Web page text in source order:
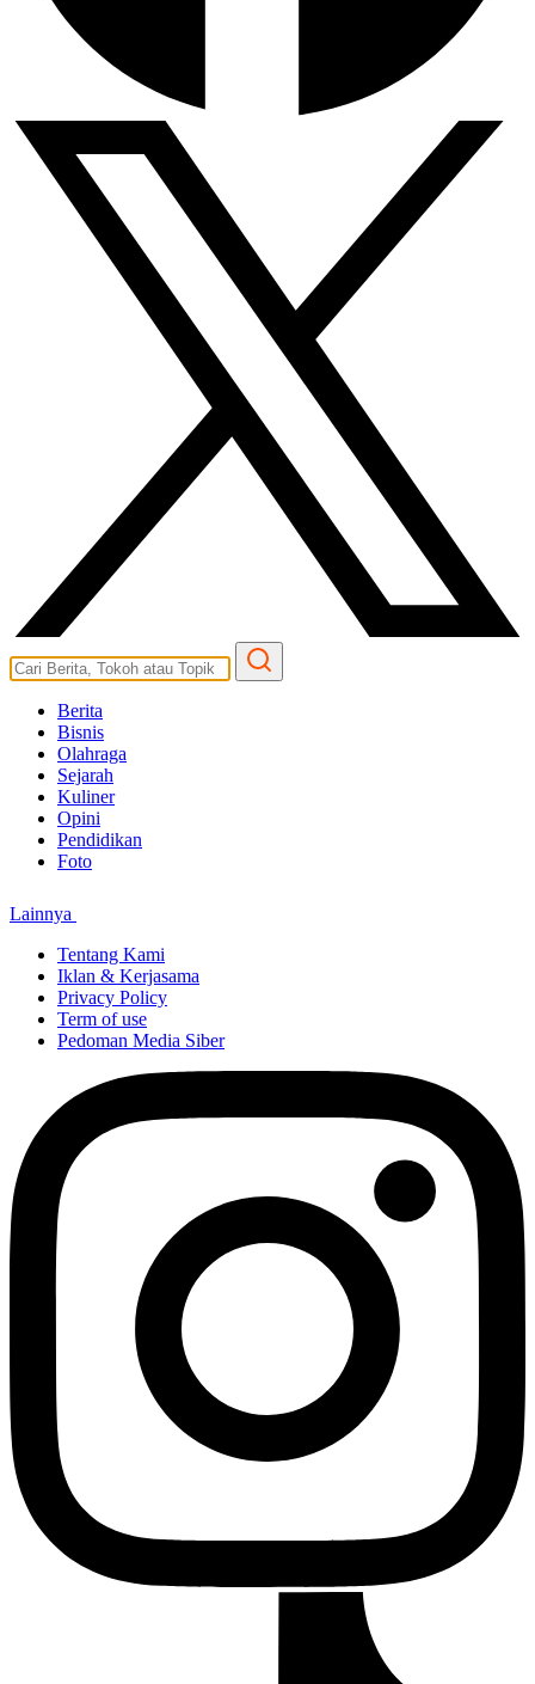
Berita
Bisnis
Olahraga
Sejarah
Kuliner
Opini
Pendidikan
Foto
Lainnya
Tentang Kami
Iklan & Kerjasama
Privacy Policy
Term of use
Pedoman Media Siber